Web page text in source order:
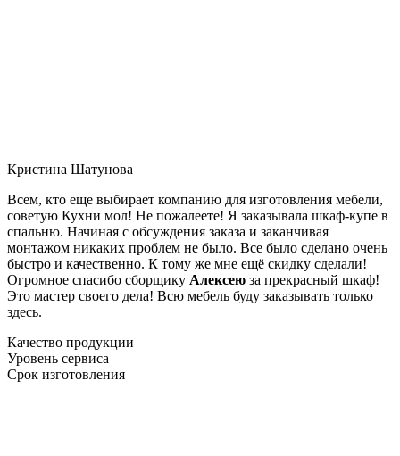
Кристина Шатунова
Всем, кто еще выбирает компанию для изготовления мебели,
советую Кухни мол! Не пожалеете! Я заказывала шкаф-купе в
спальню. Начиная с обсуждения заказа и заканчивая
монтажом никаких проблем не было. Все было сделано очень
быстро и качественно. К тому же мне ещё скидку сделали!
Огромное спасибо сборщику Алексею за прекрасный шкаф!
Это мастер своего дела! Всю мебель буду заказывать только
здесь.
Качество продукции
Уровень сервиса
Срок изготовления